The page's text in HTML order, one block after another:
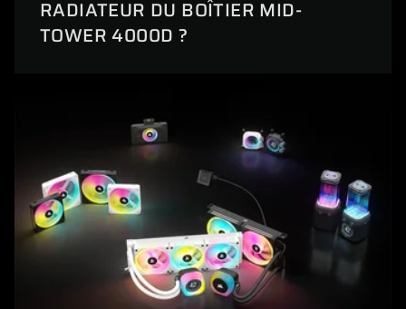
RADIATEUR DU BOÎTIER MID-
TOWER 4000D ?